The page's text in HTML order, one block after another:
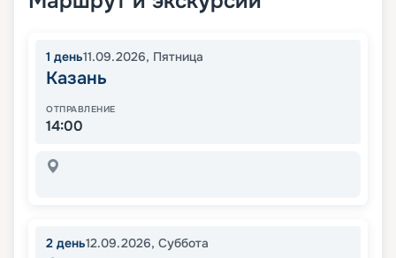
1 день11.09.2026, Пятница
Казань
ОТПРАВЛЕНИЕ
14:00
2 день12.09.2026, Суббота